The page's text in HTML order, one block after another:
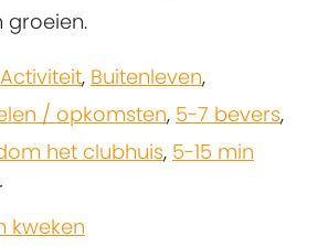
groeien.
Activiteit, Buitenleven,
/ opkomsten, 5-7 bevers,
het clubhuis, 5-15 min
kweken